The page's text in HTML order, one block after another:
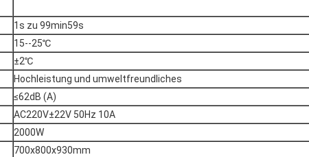
1s zu 99min59s
15--25℃
±2℃
Hochleistung und umweltfreundliches
≤62dB (A)
AC220V±22V 50Hz 10A
2000W
700x800x930mm